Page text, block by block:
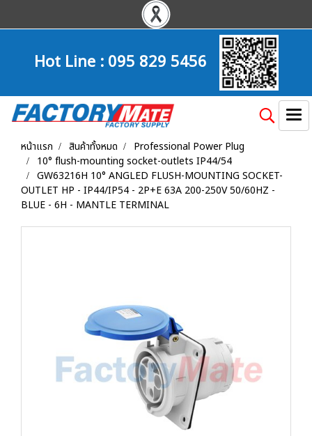
Hot Line :095 829 5456
หน้าแรก สินค้าทั้งหมด
Professional Power Plug
10° flush-mounting socket-outlets IP44/54
GW63216H 10° ANGLED FLUSH-MOUNTING SOCKET-
OUTLET HP - IP44/IP54 - 2P+E 63A 200-250V 50/60HZ -
BLUE - 6H - MANTLE TERMINAL